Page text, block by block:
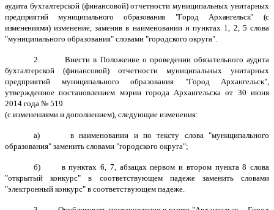
аудита бухгалтерской (финансовой) отчетности муниципальных унитарных
предприятий муниципального образования "Город Архангельск" (с
изменениями)изменение, заменив в наименовании и пунктах 1, 2, 5 слова
"муниципального образования" словами "городского округа".
2.
Внести в Положение о проведении обязательного аудита
бухгалтерской (финансовой) отчетности муниципальных унитарных
предприятий муниципального образования "Город Архангельск",
утвержденное постановлением мэрии города Архангельска от 30 июня
2014 года № 519
(с изменениями и дополнением), следующие изменения:
а) в наименовании и по тексту слова "муниципального
образования" заменить словами "городского округа";
б) в пунктах 6, 7, абзацах первом и втором пункта 8 слова
"открытый конкурс" в соответствующем падеже заменить словами
"электронный конкурс" в соответствующем падеже.